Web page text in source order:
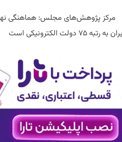
مرکز پژوهش‌های مجلس: هماهنگی
به رتبه ۷۵ دولت الکترونیکی است